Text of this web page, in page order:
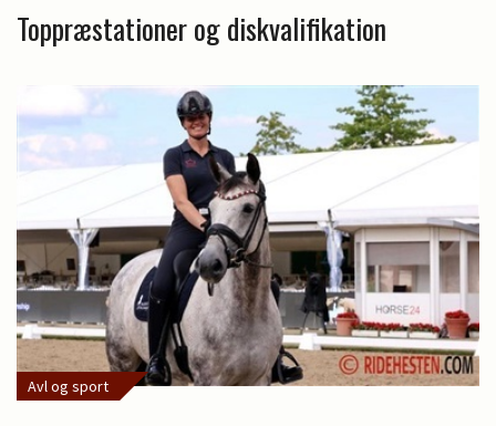
Toppræstationer og diskvalifikation
Avl og sport